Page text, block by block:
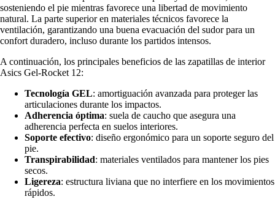
sosteniendo el pie mientras favorece una libertad de movimiento
natural. La parte superior en materiales técnicos favorece la
ventilación, garantizando una buena evacuación del sudor para un
confort duradero, incluso durante los partidos intensos.
A continuación, los principales beneficios de las zapatillas de interior
Asics Gel-Rocket 12:
Tecnología GEL: amortiguación avanzada para proteger las
articulaciones durante los impactos.
Adherencia óptima: suela de caucho que asegura una
adherencia perfecta en suelos interiores.
Soporte efectivo: diseño ergonómico para un soporte seguro del
pie.
Transpirabilidad: materiales ventilados para mantener los pies
secos.
Ligereza: estructura liviana que no interfiere en los movimientos
rápidos.